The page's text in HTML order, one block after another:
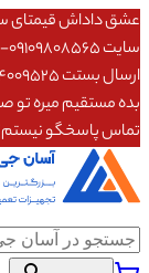
عشق داداش قیمتای
تماس پاسخگو